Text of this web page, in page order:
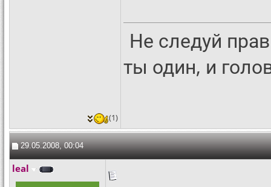
Не следуй
ты один, и
(1)
29.05.2008, 00:04
leal